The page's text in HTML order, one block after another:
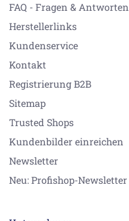
FAQ - Fragen & Antworten
Herstellerlinks
Kundenservice
Kontakt
Registrierung B2B
Sitemap
Trusted Shops
Kundenbilder einreichen
Newsletter
Neu: Profishop-Newsletter